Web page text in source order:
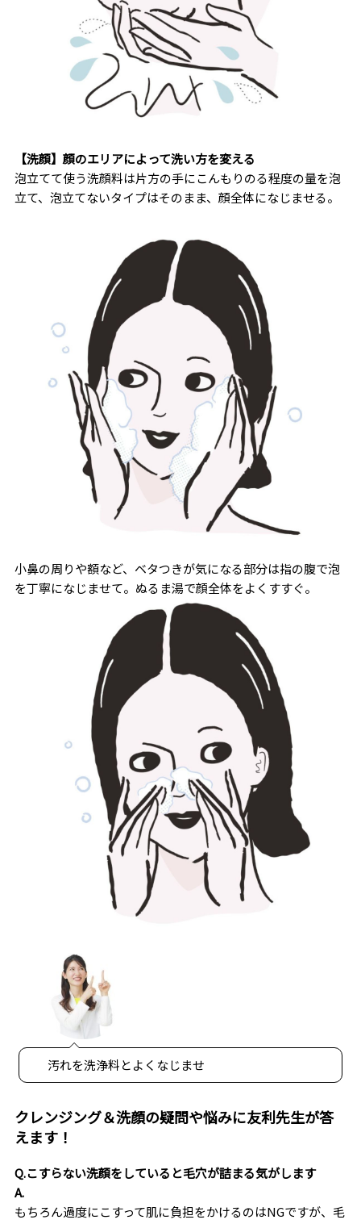
【洗顔】顔のエリアによって洗い方を変える
泡立てて使う洗顔料は片方の手にこんもりのる程度の量を泡
立て、泡立てないタイプはそのまま、顔全体になじませる。
小鼻の周りや額など、ベタつきが気になる部分は指の腹で泡
を丁寧になじませて。ぬるま湯で顔全体をよくすすぐ。
汚れを洗浄料とよくなじませ
クレンジング＆洗顔の疑問や悩みに友利先生が答
えます！
Q.こすらない洗顔をしていると毛穴が詰まる気がします
A.
もちろん過度にこすって肌に負担をかけるのはNGですが、毛